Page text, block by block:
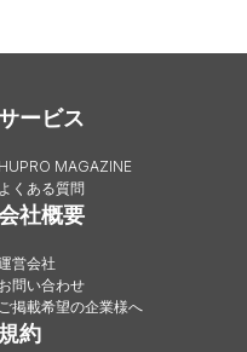
ービス
HUPRO MAGAZINE
よくある質問
社概要
営会社
お問い合わせ
ご掲載希望の企業様へ
規約